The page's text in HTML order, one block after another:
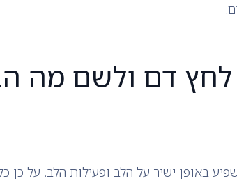
לחץ דם ולשם מה
באופן ישיר על הלב ופעילות הלב. על כן